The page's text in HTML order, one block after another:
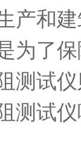
和建
为了
测试
测试